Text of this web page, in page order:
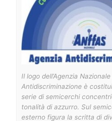
Il logo dell’Agenzia Nazionale
Antidiscriminazione è
serie di semicerchi
tonalità di azzurro. Sul
esterno figura la scritta di